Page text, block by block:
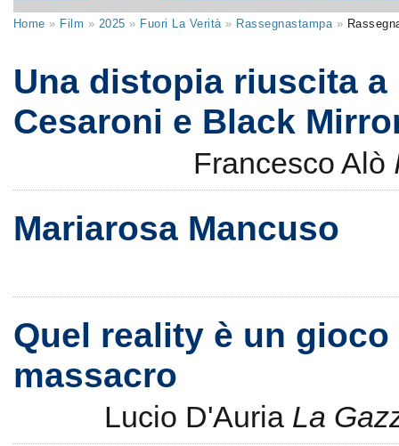
Home » Film » 2025 » Fuori La Verità» Rassegnastampa»
Una distopia riuscita a
Cesaroni e Black
Francesco Alò
Mariarosa Mancuso
Quel reality è un gioco
massacro
Lucio D'Auria La